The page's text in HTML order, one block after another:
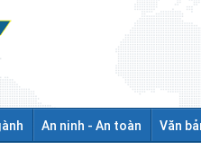
An ninh - An toàn Văn